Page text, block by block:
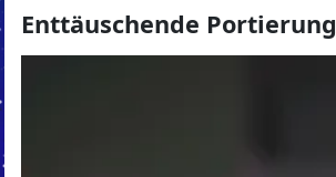
Enttäuschende Portierung